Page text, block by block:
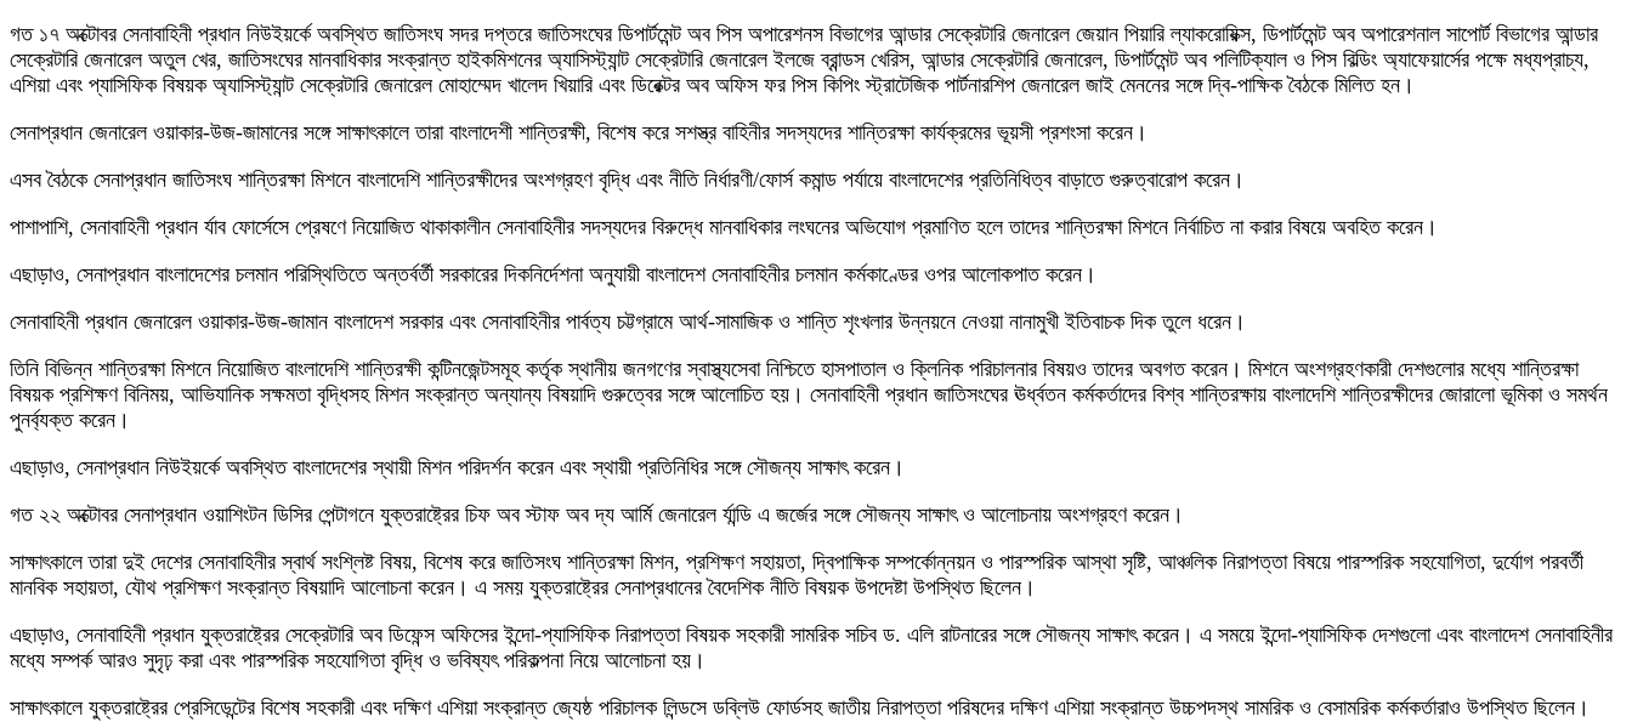
গত ১৭ অক্টোবর সেনাবাহিনী প্রধান নিউইয়র্কে অবস্থিত জাতিসংঘ সদর দপ্তরে জাতিসংঘের ডিপার্টমেন্ট অব পিস অপারেশনস বিভাগের আন্ডার সেক্রেটারি জেনারেল জেয়ান পিয়ারি ল্যাকরোয়িক্স, ডিপার্টমেন্ট অব অপারেশনাল সাপোর্ট বিভাগের আন্ডার
সেক্রেটারি জেনারেল অতুল খের, জাতিসংঘের মানবাধিকার সংক্রান্ত হাইকমিশনের অ্যাসিস্ট্যান্ট সেক্রেটারি জেনারেল ইলজে ব্রান্ডস খেরিস, আন্ডার সেক্রেটারি জেনারেল, ডিপার্টমেন্ট অব পলিটিক্যাল ও পিস বিল্ডিং অ্যাফেয়ার্সের পক্ষে মধ্যপ্রাচ্য,
এশিয়া এবং প্যাসিফিক বিষয়ক অ্যাসিস্ট্যান্ট সেক্রেটারি জেনারেল মোহাম্মেদ খালেদ খিয়ারি এবং ডিরেক্টর অব অফিস ফর পিস কিপিং স্ট্রাটেজিক পার্টনারশিপ জেনারেল জাই মেননের সঙ্গে দ্বি-পাক্ষিক বৈঠকে মিলিত হন।
সেনাপ্রধান জেনারেল ওয়াকার-উজ-জামানের সঙ্গে সাক্ষাৎকালে তারা বাংলাদেশী শান্তিরক্ষী, বিশেষ করে সশস্ত্র বাহিনীর সদস্যদের শান্তিরক্ষা কার্যক্রমের ভূয়সী প্রশংসা করেন।
এসব বৈঠকে সেনাপ্রধান জাতিসংঘ শান্তিরক্ষা মিশনে বাংলাদেশি শান্তিরক্ষীদের অংশগ্রহণ বৃদ্ধি এবং নীতি নির্ধারণী/ফোর্স কমান্ড পর্যায়ে বাংলাদেশের প্রতিনিধিত্ব বাড়াতে গুরুত্বারোপ করেন।
পাশাপাশি, সেনাবাহিনী প্রধান র্যাব ফোর্সেসে প্রেষণে নিয়োজিত থাকাকালীন সেনাবাহিনীর সদস্যদের বিরুদ্ধে মানবাধিকার লংঘনের অভিযোগ প্রমাণিত হলে তাদের শান্তিরক্ষা মিশনে নির্বাচিত না করার বিষয়ে অবহিত করেন।
এছাড়াও, সেনাপ্রধান বাংলাদেশের চলমান পরিস্থিতিতে অন্তর্বর্তী সরকারের দিকনির্দেশনা অনুযায়ী বাংলাদেশ সেনাবাহিনীর চলমান কর্মকাণ্ডের ওপর আলোকপাত করেন।
সেনাবাহিনী প্রধান জেনারেল ওয়াকার-উজ-জামান বাংলাদেশ সরকার এবং সেনাবাহিনীর পার্বত্য চট্টগ্রামে আর্থ-সামাজিক ও শান্তি শৃংখলার উন্নয়নে নেওয়া নানামুখী ইতিবাচক দিক তুলে ধরেন।
তিনি বিভিন্ন শান্তিরক্ষা মিশনে নিয়োজিত বাংলাদেশি শান্তিরক্ষী কন্টিনজেন্টসমূহ কর্তৃক স্থানীয় জনগণের স্বাস্থ্যসেবা নিশ্চিতে হাসপাতাল ও ক্লিনিক পরিচালনার বিষয়ও তাদের অবগত করেন। মিশনে অংশগ্রহণকারী দেশগুলোর মধ্যে শান্তিরক্ষা
বিষয়ক প্রশিক্ষণ বিনিময়, আভিযানিক সক্ষমতা বৃদ্ধিসহ মিশন সংক্রান্ত অন্যান্য বিষয়াদি গুরুত্বের সঙ্গে আলোচিত হয়। সেনাবাহিনী প্রধান জাতিসংঘের ঊর্ধ্বতন কর্মকর্তাদের বিশ্ব শান্তিরক্ষায় বাংলাদেশি শান্তিরক্ষীদের জোরালো ভূমিকা ও সমর্থন
পুনর্ব্যক্ত করেন।
এছাড়াও, সেনাপ্রধান নিউইয়র্কে অবস্থিত বাংলাদেশের স্থায়ী মিশন পরিদর্শন করেন এবং স্থায়ী প্রতিনিধির সঙ্গে সৌজন্য সাক্ষাৎ করেন।
গত ২২ অক্টোবর সেনাপ্রধান ওয়াশিংটন ডিসির পেন্টাগনে যুক্তরাষ্ট্রের চিফ অব স্টাফ অব দ্য আর্মি জেনারেল র্যান্ডি এ জর্জের সঙ্গে সৌজন্য সাক্ষাৎ ও আলোচনায় অংশগ্রহণ করেন।
সাক্ষাৎকালে তারা দুই দেশের সেনাবাহিনীর স্বার্থ সংশ্লিষ্ট বিষয়, বিশেষ করে জাতিসংঘ শান্তিরক্ষা মিশন, প্রশিক্ষণ সহায়তা, দ্বিপাক্ষিক সম্পর্কোন্নয়ন ও পারস্পরিক আস্থা সৃষ্টি, আঞ্চলিক নিরাপত্তা বিষয়ে পারস্পরিক সহযোগিতা, দুর্যোগ পরবর্তী
মানবিক সহায়তা, যৌথ প্রশিক্ষণ সংক্রান্ত বিষয়াদি আলোচনা করেন। এ সময় যুক্তরাষ্ট্রের সেনাপ্রধানের বৈদেশিক নীতি বিষয়ক উপদেষ্টা উপস্থিত ছিলেন।
এছাড়াও, সেনাবাহিনী প্রধান যুক্তরাষ্ট্রের সেক্রেটারি অব ডিফেন্স অফিসের ইন্দো-প্যাসিফিক নিরাপত্তা বিষয়ক সহকারী সামরিক সচিব ড. এলি রাটনারের সঙ্গে সৌজন্য সাক্ষাৎ করেন। এ সময়ে ইন্দো-প্যাসিফিক দেশগুলো এবং বাংলাদেশ সেনাবাহিনীর
মধ্যে সম্পর্ক আরও সুদৃঢ় করা এবং পারস্পরিক সহযোগিতা বৃদ্ধি ও ভবিষ্যৎ পরিকল্পনা নিয়ে আলোচনা হয়।
সাক্ষাৎকালে যুক্তরাষ্ট্রের প্রেসিডেন্টের বিশেষ সহকারী এবং দক্ষিণ এশিয়া সংক্রান্ত জ্যেষ্ঠ পরিচালক লিন্ডসে ডব্লিউ ফোর্ডসহ জাতীয় নিরাপত্তা পরিষদের দক্ষিণ এশিয়া সংক্রান্ত উচ্চপদস্থ সামরিক ও বেসামরিক কর্মকর্তারাও উপস্থিত ছিলেন।